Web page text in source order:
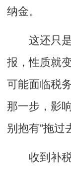
纳金。
这还只是
报，性质就
可能面临税
那一步，影
别抱有“拖过
收到补税